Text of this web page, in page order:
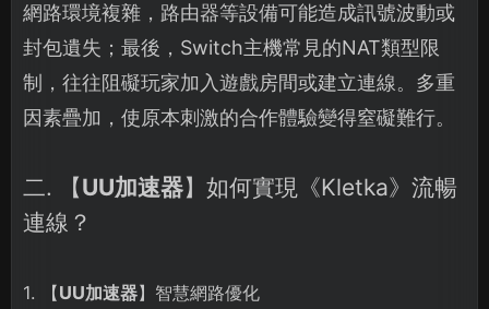
網路環境複雜，路由器等設備可能造成訊號波動或
封包遺失；最後，Switch主機常見的NAT類型限
制，往往阻礙玩家加入遊戲房間或建立連線。多重
因素疊加，使原本刺激的合作體驗變得窒礙難行。
二. 【UU加速器】如何實現《Kletka》流暢
連線？
1. 【UU加速器】智慧網路優化